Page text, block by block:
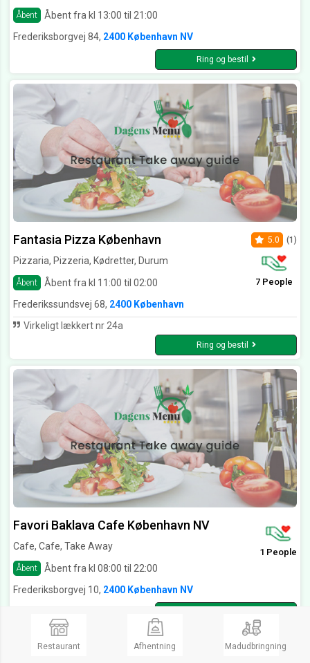
Åbent
Åbent fra kl 13:00 til 21:00
Frederiksborgvej 84, 2400 København NV
Ring og bestil
Fantasia Pizza København
Pizzaria, Pizzeria, Kødretter, Durum
Åbent Åbent fra kl 11:00 til 02:00
5.0 (1)
7 People
Frederikssundsvej 68, 2400 København
Virkeligt lækkert nr 24a
Ring og bestil
Favori Baklava Cafe København NV
Cafe, Cafe, Take Away
Åbent Åbent fra kl 08:00 til 22:00
1 People
Frederiksborgvej 10, 2400 København NV
Restaurant Afhentning Madudbringning